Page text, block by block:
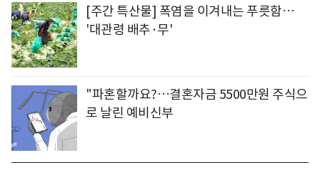
[주간 특산물] 폭염을 이겨내는 푸릇함…
'대관령 배추·무'
"파혼할까요?…결혼자금 5500만원 주식으
로 날린 예비신부